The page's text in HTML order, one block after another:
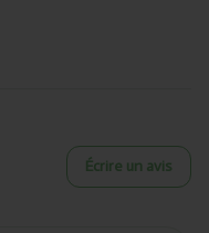
Écrire un avis